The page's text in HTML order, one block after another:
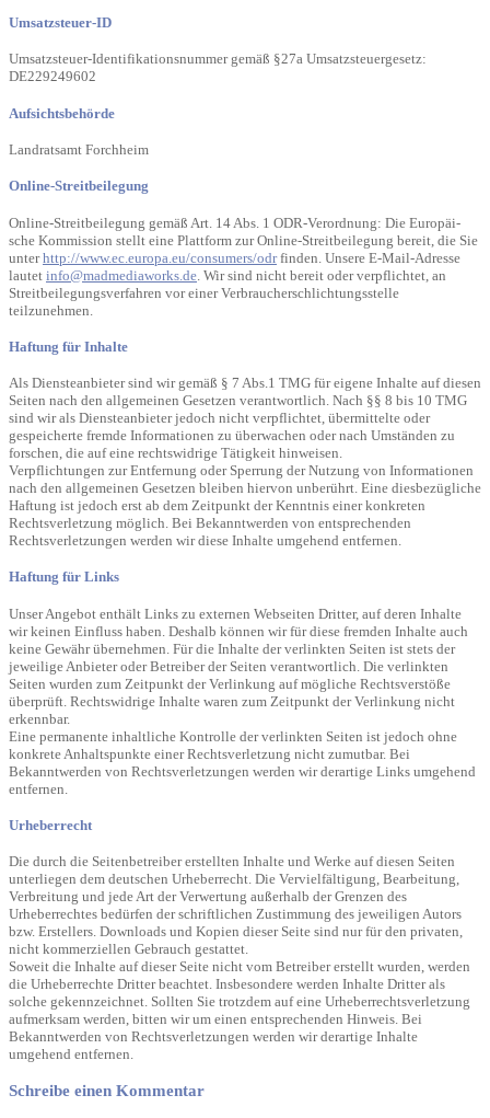
Umsatzsteuer-ID
Umsatzsteuer-Identifikationsnummer gemäß §27a Umsatzsteuergesetz:
DE229249602
Aufsichtsbehörde
Landratsamt Forchheim
On­li­ne-Streit­bei­le­gung
On­li­ne-Streit­bei­le­gung gemäß Art. 14 Abs. 1 ODR-Ver­ord­nung: Die Eu­ro­päi­
sche Kom­mis­si­on stellt eine Platt­form zur On­li­ne-Streit­bei­le­gung be­reit, die Sie
unterhttp://www.ec.europa.eu/consumers/odrfin­den. Un­se­re E-Mail-Adres­se
lau­tet info@madmediaworks.de . Wir sind nicht bereit oder verpflichtet, an
Streitbeilegungsverfahren vor einer Verbraucherschlichtungsstelle
teilzunehmen.
Haftung für Inhalte
Als Diensteanbieter sind wir gemäß § 7 Abs.1 TMG für eigene Inhalte auf diesen
Seiten nach den allgemeinen Gesetzen verantwortlich. Nach §§ 8 bis 10 TMG
sind wir als Diensteanbieter jedoch nicht verpflichtet, übermittelte oder
gespeicherte fremde Informationen zu überwachen oder nach Umständen zu
forschen, die auf eine rechtswidrige Tätigkeit hinweisen.
Verpflichtungen zur Entfernung oder Sperrung der Nutzung von Informationen
nach den allgemeinen Gesetzen bleiben hiervon unberührt. Eine diesbezügliche
Haftung ist jedoch erst ab dem Zeitpunkt der Kenntnis einer konkreten
Rechtsverletzung möglich. Bei Bekanntwerden von entsprechenden
Rechtsverletzungen werden wir diese Inhalte umgehend entfernen.
Haftung für Links
Unser Angebot enthält Links zu externen Webseiten Dritter, auf deren Inhalte
wir keinen Einfluss haben. Deshalb können wir für diese fremden Inhalte auch
keine Gewähr übernehmen. Für die Inhalte der verlinkten Seiten ist stets der
jeweilige Anbieter oder Betreiber der Seiten verantwortlich. Die verlinkten
Seiten wurden zum Zeitpunkt der Verlinkung auf mögliche Rechtsverstöße
überprüft. Rechtswidrige Inhalte waren zum Zeitpunkt der Verlinkung nicht
erkennbar.
Eine permanente inhaltliche Kontrolle der verlinkten Seiten ist jedoch ohne
konkrete Anhaltspunkte einer Rechtsverletzung nicht zumutbar. Bei
Bekanntwerden von Rechtsverletzungen werden wir derartige Links umgehend
entfernen.
Urheberrecht
Die durch die Seitenbetreiber erstellten Inhalte und Werke auf diesen Seiten
unterliegen dem deutschen Urheberrecht. Die Vervielfältigung, Bearbeitung,
Verbreitung und jede Art der Verwertung außerhalb der Grenzen des
Urheberrechtes bedürfen der schriftlichen Zustimmung des jeweiligen Autors
bzw. Erstellers. Downloads und Kopien dieser Seite sind nur für den privaten,
nicht kommerziellen Gebrauch gestattet.
Soweit die Inhalte auf dieser Seite nicht vom Betreiber erstellt wurden, werden
die Urheberrechte Dritter beachtet. Insbesondere werden Inhalte Dritter als
solche gekennzeichnet. Sollten Sie trotzdem auf eine Urheberrechtsverletzung
aufmerksam werden, bitten wir um einen entsprechenden Hinweis. Bei
Bekanntwerden von Rechtsverletzungen werden wir derartige Inhalte
umgehend entfernen.
Schreibe einen Kommentar